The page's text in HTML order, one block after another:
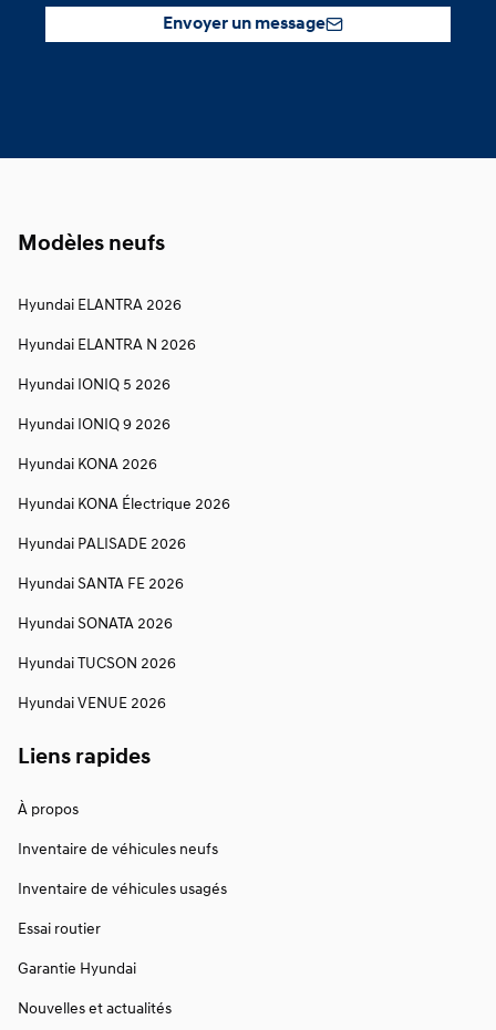
Envoyer un message
Modèles neufs
Hyundai ELANTRA 2026
Hyundai ELANTRA N 2026
Hyundai IONIQ 5 2026
Hyundai IONIQ 9 2026
Hyundai KONA 2026
Hyundai KONA Électrique 2026
Hyundai PALISADE 2026
Hyundai SANTA FE 2026
Hyundai SONATA 2026
Hyundai TUCSON 2026
Hyundai VENUE 2026
Liens rapides
À propos
Inventaire de véhicules neufs
Inventaire de véhicules usagés
Essai routier
Garantie Hyundai
Nouvelles et actualités